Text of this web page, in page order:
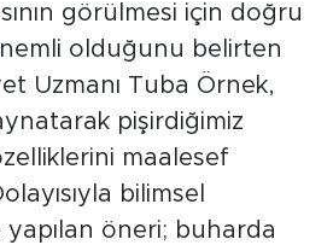
görülmesi için doğru
olduğunu belirten
Uzmanı Tuba Örnek,
pişirdiğimiz
maalesef
bilimsel
öneri; buharda